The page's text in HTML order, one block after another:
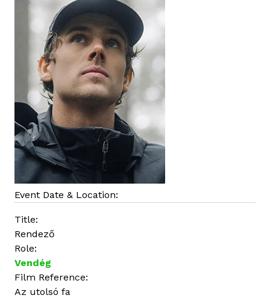
Event Date & Location:
Title:
Rendező
Role:
Vendég
Film Reference:
Az utolsó fa